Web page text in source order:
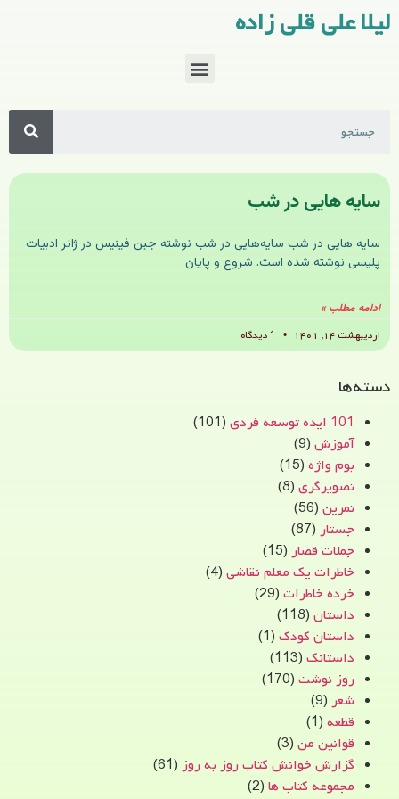
لیلا علی قلی زاده
سایه هایی در شب
سایه هایی در شب سایه‌هایی در شب نوشته جین فینیس در ژانر ادبیات
پلیسی نوشته شده است. شروع و پایان
ادامه مطلب »
اردیبهشت ۱۴, ۱۴۰۱
دسته‌ها
101 ایده توسعه فردی
(101)
آموزش (9)
بوم واژه (15)
تصویرگری (8)
تمرین (56)
جستار (87)
جملات قصار (15)
خاطرات یک معلم نقاشی (4)
خرده خاطرات (29)
داستان (118)
داستان کودک (1)
داستانک (113)
روز نوشت (170)
شعر (9)
قطعه (1)
قوانین من (3)
گزارش خوانش کتاب روز به روز (61)
مجموعه کتاب ها (2)